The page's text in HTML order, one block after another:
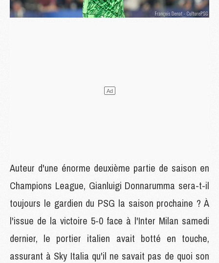
Auteur d'une énorme deuxième partie de saison en
Champions League, Gianluigi Donnarumma sera-t-il
toujours le gardien du PSG la saison prochaine ? À
l'issue de la victoire 5-0 face à l'Inter Milan samedi
dernier, le portier italien avait botté en touche,
assurant à Sky Italia qu'il ne savait pas de quoi son